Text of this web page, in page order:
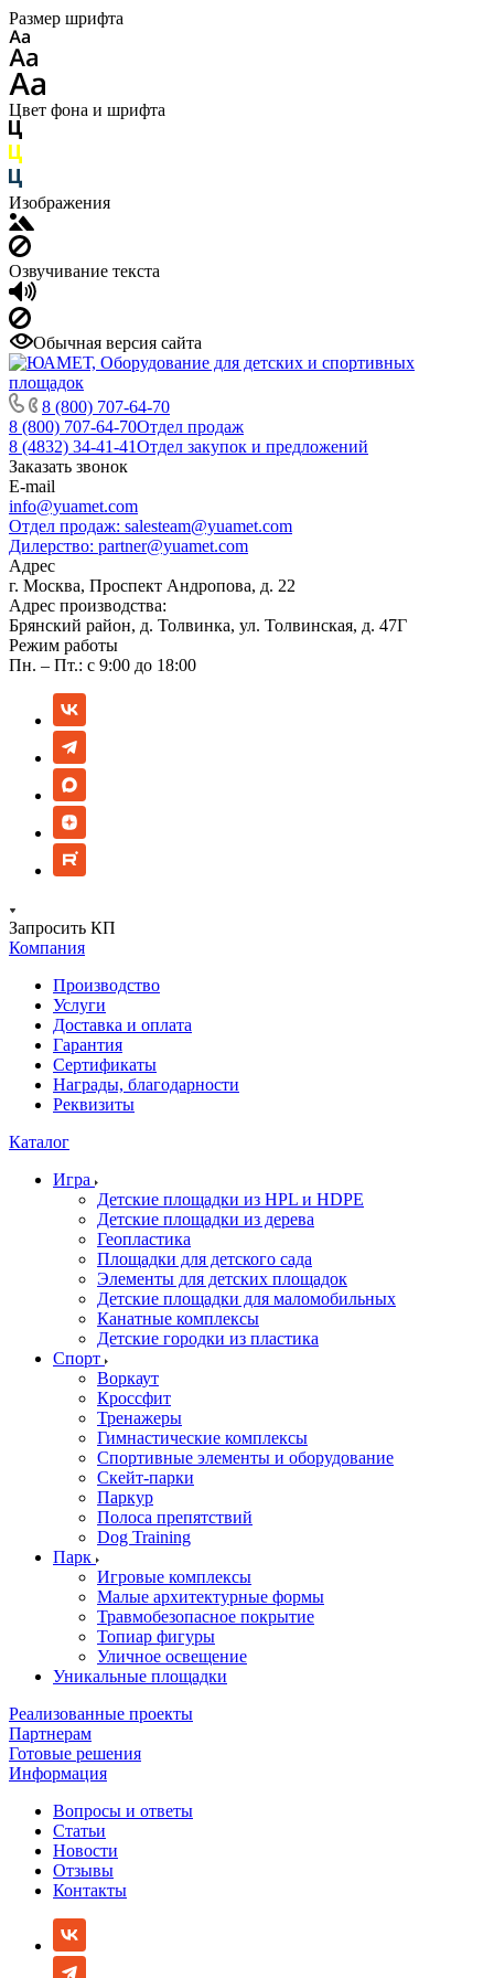
Размер шрифта
Цвет фона и шрифта
Изображения
Озвучивание текста
Обычная версия сайта
8 (800) 707-64-70
8 (800) 707-64-70Отдел продаж
8 (4832) 34-41-41Отдел закупок и предложений
Заказать звонок
E-mail
info@yuamet.com
Отдел продаж: salesteam@yuamet.com
Дилерство: partner@yuamet.com
Адрес
г. Москва, Проспект Андропова, д. 22
Адрес производства:
Брянский район, д. Толвинка, ул. Толвинская, д. 47Г
Режим работы
Пн. – Пт.: с 9:00 до 18:00
Запросить КП
Компания
Производство
Услуги
Доставка и оплата
Гарантия
Сертификаты
Награды, благодарности
Реквизиты
Каталог
Игра
Детские площадки из HPL и HDPE
Детские площадки из дерева
Геопластика
Площадки для детского сада
Элементы для детских площадок
Детские площадки для маломобильных
Канатные комплексы
Детские городки из пластика
Спорт
Воркаут
Кроссфит
Тренажеры
Гимнастические комплексы
Спортивные элементы и оборудование
Скейт-парки
Паркур
Полоса препятствий
Dog Training
Парк
Игровые комплексы
Малые архитектурные формы
Травмобезопасное покрытие
Топиар фигуры
Уличное освещение
Уникальные площадки
Реализованные проекты
Партнерам
Готовые решения
Информация
Вопросы и ответы
Статьи
Новости
Отзывы
Контакты